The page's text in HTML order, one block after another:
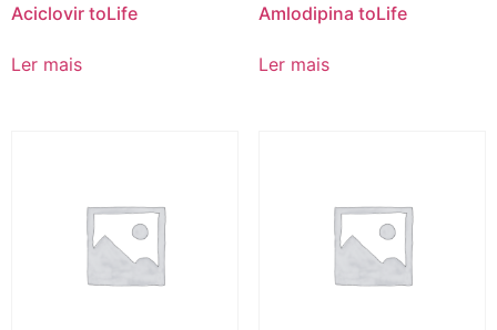
Aciclovir toLife
Ler mais
Amlodipina toLife
Ler mais